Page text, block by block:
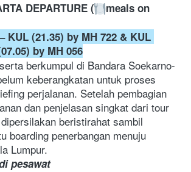
DEPARTURE (
meals on
KUL (21.35) by MH 722 & KUL
by MH 056
berkumpul di Bandara Soekarno-
keberangkatan untuk proses
perjalanan. Setelah pembagian
dan penjelasan singkat dari tour
beristirahat sambil
boarding penerbangan menuju
Lumpur.
pesawat